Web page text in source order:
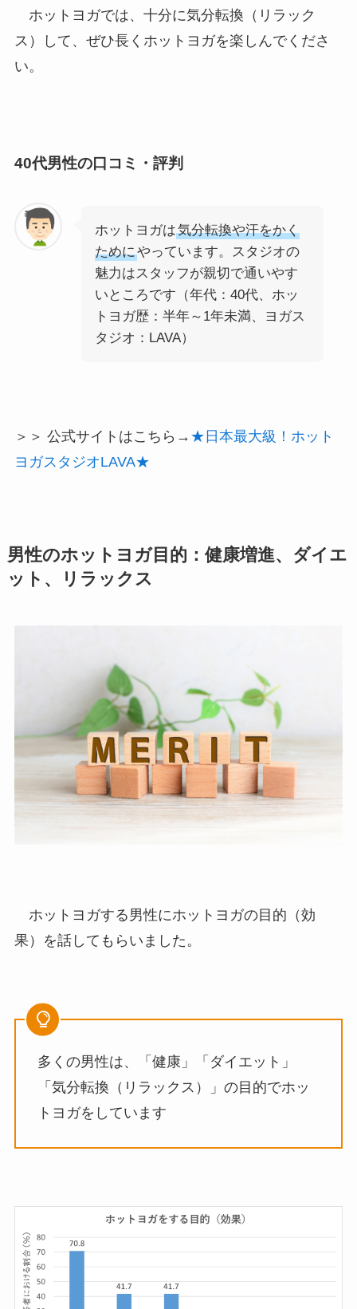
ホットヨガでは、十分に気分転換（リラック
ス）して、ぜひ長くホットヨガを楽しんでくださ
い。
40代男性の口コミ・評判
ホットヨガは気分転換や汗をかく
ためにやっています。スタジオの
魅力はスタッフが親切で通いやす
いところです（年代：40代、ホッ
トヨガ歴：半年～1年未満、ヨガス
タジオ：LAVA）
＞＞ 公式サイトはこちら→ ★日本最大級！ホット
ヨガスタジオLAVA★
男性のホットヨガ目的：健康増進、ダイエ
ット、リラックス
ホットヨガする男性にホットヨガの目的（効
果）を話してもらいました。
多くの男性は、「健康」「ダイエット」
「気分転換（リラックス）」の目的でホッ
トヨガをしています